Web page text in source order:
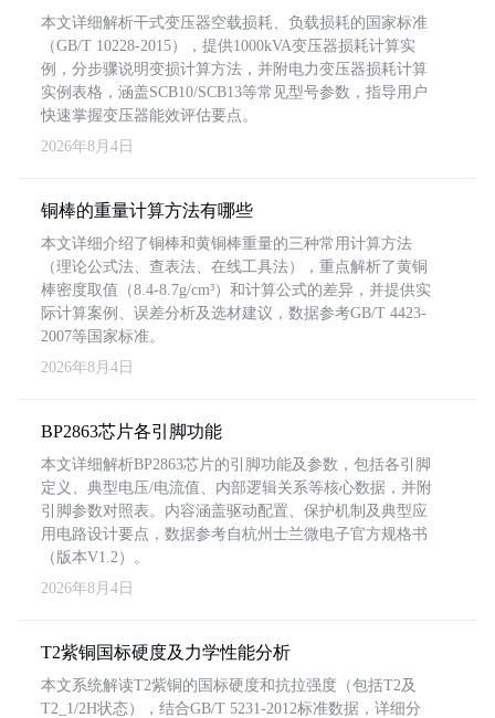
本文详细解析干式变压器空载损耗、负载损耗的国家标准
（GB/T 10228-2015），提供1000kVA变压器损耗计算实
例，分步骤说明变损计算方法，并附电力变压器损耗计算
实例表格，涵盖SCB10/SCB13等常见型号参数，指导用户
快速掌握变压器能效评估要点。
2026年8月4日
铜棒的重量计算方法有哪些
本文详细介绍了铜棒和黄铜棒重量的三种常用计算方法
（理论公式法、查表法、在线工具法），重点解析了黄铜
棒密度取值（8.4-8.7g/cm³）和计算公式的差异，并提供实
际计算案例、误差分析及选材建议，数据参考GB/T 4423-
2007等国家标准。
2026年8月4日
BP2863芯片各引脚功能
本文详细解析BP2863芯片的引脚功能及参数，包括各引脚
定义、典型电压/电流值、内部逻辑关系等核心数据，并附
引脚参数对照表。内容涵盖驱动配置、保护机制及典型应
用电路设计要点，数据参考自杭州士兰微电子官方规格书
（版本V1.2）。
2026年8月4日
T2紫铜国标硬度及力学性能分析
本文系统解读T2紫铜的国标硬度和抗拉强度（包括T2及
T2_1/2H状态），结合GB/T 5231-2012标准数据，详细分